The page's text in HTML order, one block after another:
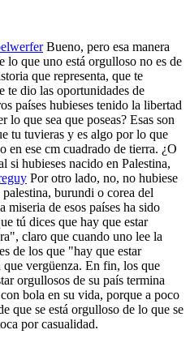
Bueno, pero esa manera
lo que uno está orgulloso no es de
que representa, que te
te dio las oportunidades de
países hubieses tenido la libertad
lo que sea que poseas? Esas son
tu tuvieras y es algo por lo que
en ese cm cuadrado de tierra. ¿O
si hubieses nacido en Palestina,
Por otro lado, no, no hubiese
burundi o corea del
miseria de esos países ha sido
tú dices que hay que estar
claro que cuando uno lee la
de los que "hay que estar
vergüenza. En fin, los que
orgullosos de su país termina
bola en su vida, porque a poco
que se está orgulloso de lo que se
por casualidad.